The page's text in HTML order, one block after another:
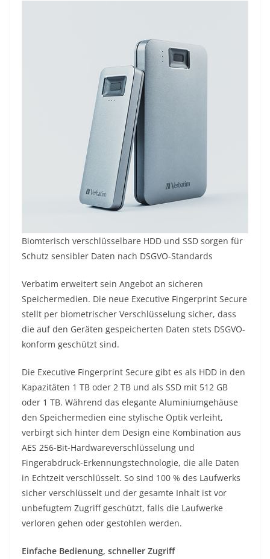
Biomterisch verschlüsselbare HDD und SSD sorgen für
Schutz sensibler Daten nach DSGVO-Standards
Verbatim erweitert sein Angebot an sicheren
Speichermedien. Die neue Executive Fingerprint Secure
stellt per biometrischer Verschlüsselung sicher, dass
die auf den Geräten gespeicherten Daten stets DSGVO-
konform geschützt sind.
Die Executive Fingerprint Secure gibt es als HDD in den
Kapazitäten 1 TB oder 2 TB und als SSD mit 512 GB
oder 1 TB. Während das elegante Aluminiumgehäuse
den Speichermedien eine stylische Optik verleiht,
verbirgt sich hinter dem Design eine Kombination aus
AES 256-Bit-Hardwareverschlüsselung und
Fingerabdruck-Erkennungstechnologie, die alle Daten
in Echtzeit verschlüsselt. So sind 100 % des Laufwerks
sicher verschlüsselt und der gesamte Inhalt ist vor
unbefugtem Zugriff geschützt, falls die Laufwerke
verloren gehen oder gestohlen werden.
Einfache Bedienung, schneller Zugriff